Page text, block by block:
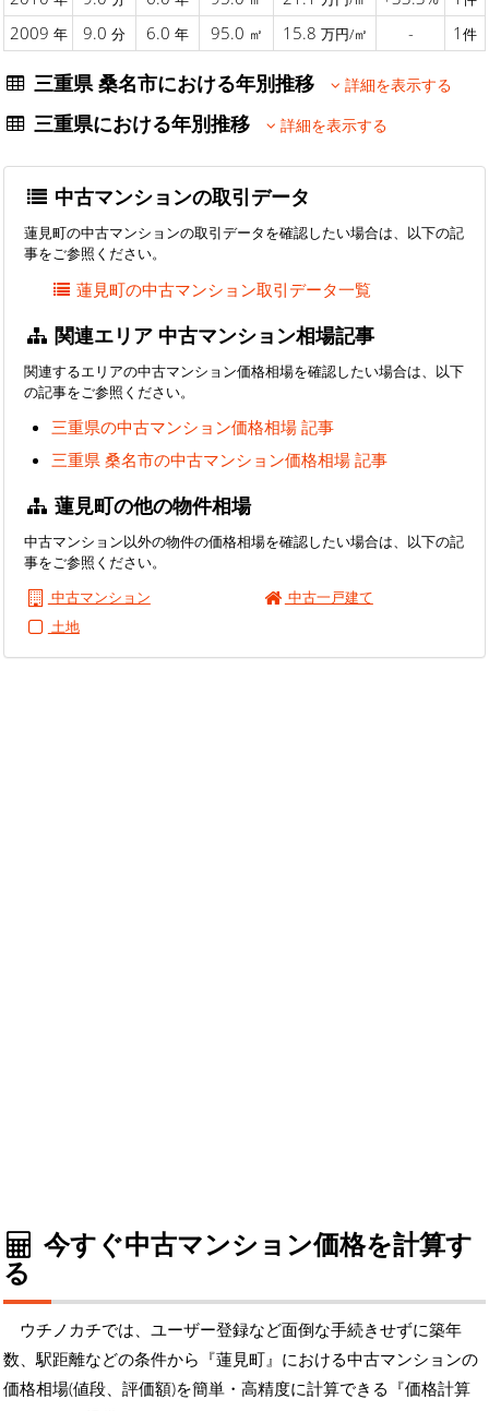
2009 年 9.0 分 6.0 年 95.0 ㎡ 15.8 万円/㎡ - 1 件
三重県 桑名市における年別推移 詳細を表示する
三重県における年別推移 詳細を表示する
中古マンションの取引データ
蓮見町の中古マンションの取引データを確認したい場合は、以下の記
事をご参照ください。
蓮見町の中古マンション取引データ一覧
関連エリア 中古マンション相場記事
関連するエリアの中古マンション価格相場を確認したい場合は、以下
の記事をご参照ください。
三重県の中古マンション価格相場 記事
三重県 桑名市の中古マンション価格相場 記事
蓮見町の他の物件相場
中古マンション以外の物件の価格相場を確認したい場合は、以下の記
事をご参照ください。
中古マンション
中古一戸建て
土地
今すぐ中古マンション価格を計算す
る
ウチノカチでは、ユーザー登録など面倒な手続きせずに築年
数、駅距離などの条件から『蓮見町』における中古マンションの
価格相場(値段、評価額)を簡単・高精度に計算できる『価格計算